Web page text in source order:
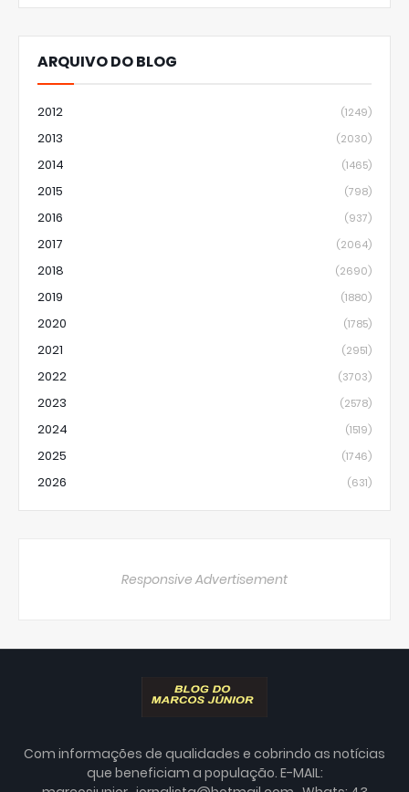
ARQUIVO DO BLOG
2012 (1249)
2013 (2030)
2014 (1465)
2015 (798)
2016 (937)
2017 (2064)
2018 (2690)
2019 (1880)
2020 (1785)
2021 (2951)
2022 (3703)
2023 (2578)
2024 (1519)
2025 (1746)
2026 (631)
Responsive Advertisement
Com informações de qualidades e cobrindo as notícias
que beneficiam a população. E-MAIL: